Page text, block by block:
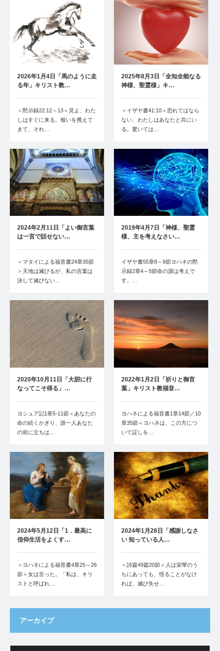
2026年1月4日「馬のように走
る年」キリスト教…
＜黙示録22:12～13＞見よ、わた
しはすぐに来る。報いを携えて
きて、それ…
2025年8月3日「全知全能なる
神様、聖霊様」キ…
＜イザヤ書41:10＞恐れてはなら
ない、わたしはあなたと共にい
る。驚いては…
2024年2月11日「よい御言葉
は一言で話せない…
＜マタイによる福音書24章35節
＞天地は滅びるが、私の言葉は
決して滅びない…
2019年4月7日「神様、聖霊
様、主を考えなさい…
イザヤ書55章8～9節ヨハネの黙
示録2章4～5節命の源は考えで
す。…
2020年10月11日「大胆に行
なってこそ得る」…
ヨシュア記1章5-11節＜あなたの
命の続くかぎり、誰一人あなた
の前に立ちは…
2022年1月2日「祈りと御言
葉」キリスト教福音…
ヨハネによる福音書1章14節／10
章35節＜ヨハネは、この方につ
いて証しを…
2024年5月12日「1．最高に
信仰生活をよくす…
＜ヨハネによる福音書4章25～26
節＞女は言った。「私は、キリ
ストと呼ばれ…
2024年1月28日「感謝しなさ
い 知っている人…
＜詩篇49篇20節＞人は栄華のう
ちにあっても、悟ることがなけ
れば、滅び失せ…
アーカイブ